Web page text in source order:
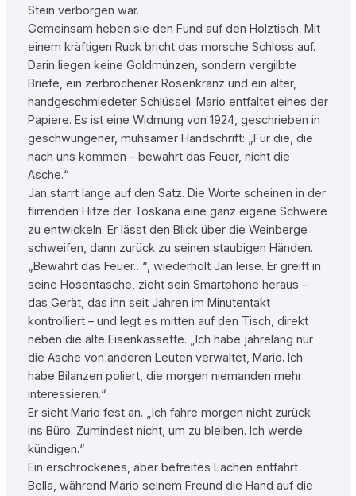
Stein verborgen war.
Gemeinsam heben sie den Fund auf den Holztisch. Mit
einem kräftigen Ruck bricht das morsche Schloss auf.
Darin liegen keine Goldmünzen, sondern vergilbte
Briefe, ein zerbrochener Rosenkranz und ein alter,
handgeschmiedeter Schlüssel. Mario entfaltet eines der
Papiere. Es ist eine Widmung von 1924, geschrieben in
geschwungener, mühsamer Handschrift: „Für die, die
nach uns kommen – bewahrt das Feuer, nicht die
Asche.“
Jan starrt lange auf den Satz. Die Worte scheinen in der
flirrenden Hitze der Toskana eine ganz eigene Schwere
zu entwickeln. Er lässt den Blick über die Weinberge
schweifen, dann zurück zu seinen staubigen Händen.
„Bewahrt das Feuer…“, wiederholt Jan leise. Er greift in
seine Hosentasche, zieht sein Smartphone heraus –
das Gerät, das ihn seit Jahren im Minutentakt
kontrolliert – und legt es mitten auf den Tisch, direkt
neben die alte Eisenkassette. „Ich habe jahrelang nur
die Asche von anderen Leuten verwaltet, Mario. Ich
habe Bilanzen poliert, die morgen niemanden mehr
interessieren.“
Er sieht Mario fest an. „Ich fahre morgen nicht zurück
ins Büro. Zumindest nicht, um zu bleiben. Ich werde
kündigen.“
Ein erschrockenes, aber befreites Lachen entfährt
Bella, während Mario seinem Freund die Hand auf die